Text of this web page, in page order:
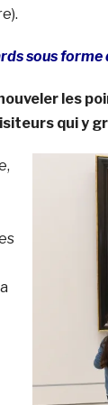
sous forme
les
qui y